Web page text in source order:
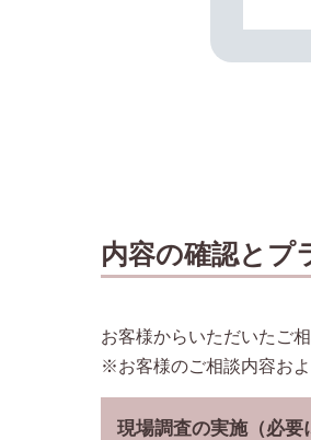
内容の確認とプ
お客様からいただいたご
※お客様のご相談内容お
現場調査の実施（必要